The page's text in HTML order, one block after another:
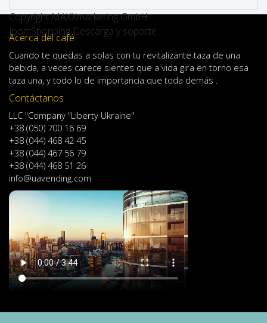
Copyright MAXXmarketing GmbH
JoomShopping Descarga y soporte
Acerca del café
Cuando te quedas a solas con tu revitalizante taza de una
bebida, a veces carece sientes que a vida gira en torno esa
taza una, y todo lo de importancia que toda demás .
Contáctanos
LLC "Company "Liberty Ukraine"
+38 (050) 700 16 69
+38 (044) 468 42 45
+38 (044) 467 56 79
+38 (044) 468 51 26
info@uavending.com